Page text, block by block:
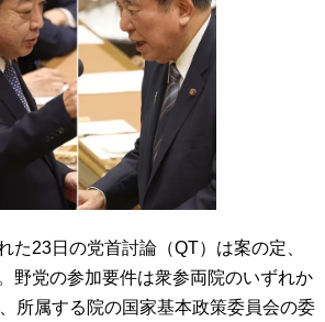
23日の党首討論（QT）は案の定、
野党の参加要件は衆参両院のいずれか
所属する院の国家基本政策委員会の委